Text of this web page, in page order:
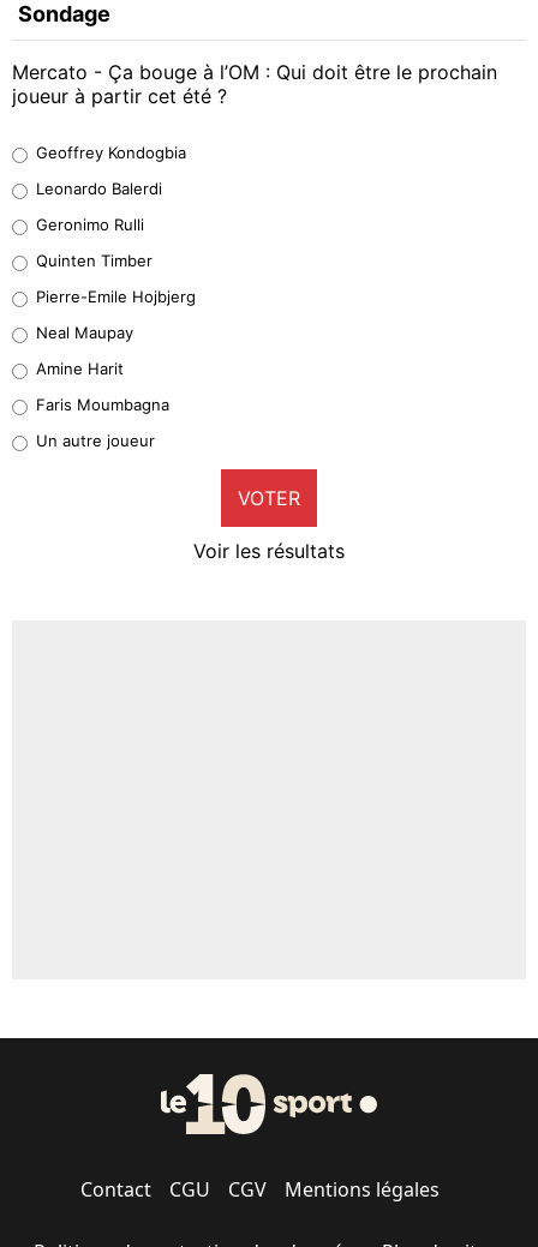
Sondage
Mercato - Ça bouge à l’OM : Qui doit être le prochain
joueur à partir cet été ?
38%
32%
5%
1%
9%
Geoffrey Kondogbia
Leonardo Balerdi
Geronimo Rulli
Quinten Timber
Pierre-Emile Hojbjerg
Neal Maupay
Amine Harit
Faris Moumbagna
Un autre joueur
VOTER
Voir les résultats
Contact CGU CGV Mentions légales